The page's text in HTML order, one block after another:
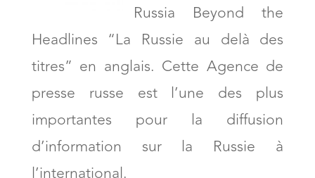
Russia Beyond the
Headlines “La Russie au delà des
titres” en anglais. Cette Agence de
presse russe est l’une des plus
importantes pour la diffusion
d’information sur la Russie à
l’international.